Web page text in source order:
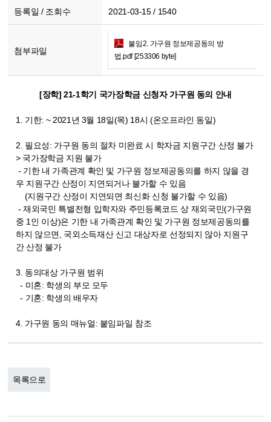
등록일 / 조회수 2021-03-15 / 1540
첨부파일
붙임2. 가구원 정보제공동의 방
법.pdf [253306 byte]
[장학] 21-1학기 국가장학금 신청자 가구원 동의 안내
1. 기한: ~ 2021년 3월 18일(목) 18시 (온오프라인 동일)
2. 필요성: 가구원 동의 절차 미완료 시 학자금 지원구간 산정 불가
> 국가장학금 지원 불가
- 기한 내 가족관계 확인 및 가구원 정보제공동의를 하지 않을 경
우 지원구간 산정이 지연되거나 불가할 수 있음
(지원구간 산정이 지연되면 최신화 신청 불가할 수 있음)
- 재외국민 특별전형 입학자와 주민등록코드 상 재외국민(가구원
중 1인 이상)은 기한 내 가족관계 확인 및 가구원 정보제공동의를
하지 않으면, 국외소득재산 신고 대상자로 선정되지 않아 지원구
간 산정 불가
3. 동의대상 가구원 범위
- 미혼: 학생의 부모 모두
- 기혼: 학생의 배우자
4. 가구원 동의 매뉴얼: 붙임파일 참조
목록으로